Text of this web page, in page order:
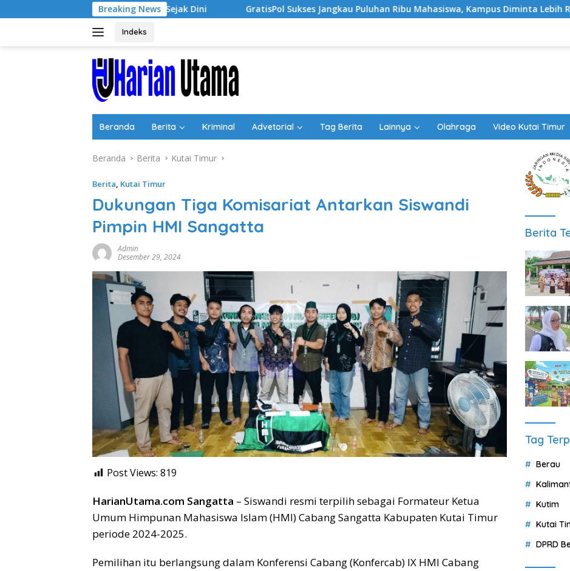
ke
Breaking News
Wirausaha Sejak Dini GratisPol Sukses Jangkau Puluhan Ribu Mahasiswa, Kampus Diminta Lebih Responsif
Indeks
Beranda Berita Kriminal Advetorial Tag Berita Lainnya Olahraga Video Kutai Timur
Beranda Berita Kutai Timur
Berita, Kutai Timur
Dukungan Tiga Komisariat Antarkan Siswandi
Pimpin HMI Sangatta
Admin
Desember 29, 2024
Post Views: 819
HarianUtama.com Sangatta – Siswandi resmi terpilih sebagai Formateur Ketua
Umum Himpunan Mahasiswa Islam (HMI) Cabang Sangatta Kabupaten Kutai Timur
periode 2024-2025.
Pemilihan itu berlangsung dalam Konferensi Cabang (Konfercab) IX HMI Cabang
Berita
Tag
Berau
Kutim
Kutai
DPRD